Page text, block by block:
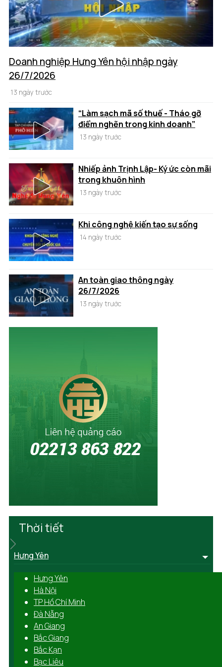
Doanh nghiệp Hưng Yên hội nhập ngày
26/7/2026
13 ngày trước
“Làm sạch mã số thuế - Tháo gỡ
điểm nghẽn trong kinh doanh”
13 ngày trước
Nhiếp ảnh Trịnh Lập- Ký ức còn mãi
trong khuôn hình
13 ngày trước
Khi công nghệ kiến tạo sự sống
14 ngày trước
An toàn giao thông ngày
26/7/2026
13 ngày trước
Thời tiết
Hưng Yên
Hưng Yên
Hà Nội
TP Hồ Chí Minh
Đà Nẵng
An Giang
Bắc Giang
Bắc Kạn
Bạc Liêu